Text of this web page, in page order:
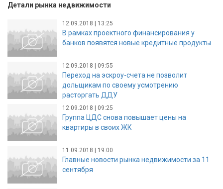
Детали рынка недвижимости
12.09.2018 | 13:25
В рамках проектного финансирования у
банков появятся новые кредитные продукты
12.09.2018 | 09:55
Переход на эскроу-счета не позволит
дольщикам по своему усмотрению
расторгать ДДУ
12.09.2018 | 09:25
Группа ЦДС снова повышает цены на
квартиры в своих ЖК
11.09.2018 | 19:00
Главные новости рынка недвижимости за 11
сентября